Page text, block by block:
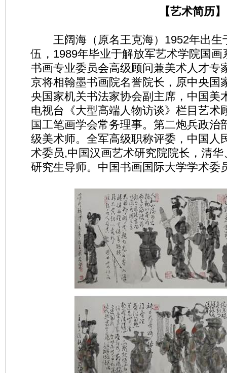
【艺术简历】
王阔海（原名王克海）1952年出生
伍，1989年毕业于解放军艺术学院国
书画专业委员会高级顾问兼美术人才专
京将相翰墨书画院名誉院长，原中央国
央国家机关书法家协会副主席，中国美
电视台《大型高端人物访谈》栏目艺术
国工笔画学会常务理事。第二炮兵政治
级美术师。全军高级职称评委，中国人
术委员,中国汉画艺术研究院院长，清
研究生导师。中国书画国际大学学术委